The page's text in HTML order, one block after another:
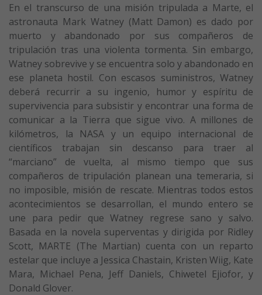
En el transcurso de una misión tripulada a Marte, el
astronauta Mark Watney (Matt Damon) es dado por
muerto y abandonado por sus compañeros de
tripulación tras una violenta tormenta. Sin embargo,
Watney sobrevive y se encuentra solo y abandonado en
ese planeta hostil. Con escasos suministros, Watney
deberá recurrir a su ingenio, humor y espíritu de
supervivencia para subsistir y encontrar una forma de
comunicar a la Tierra que sigue vivo. A millones de
kilómetros, la NASA y un equipo internacional de
científicos trabajan sin descanso para traer al
“marciano” de vuelta, al mismo tiempo que sus
compañeros de tripulación planean una temeraria, si
no imposible, misión de rescate. Mientras todos estos
acontecimientos se desarrollan, el mundo entero se
une para pedir que Watney regrese sano y salvo.
Basada en la novela superventas y dirigida por Ridley
Scott, MARTE (The Martian) cuenta con un reparto
estelar que incluye a Jessica Chastain, Kristen Wiig, Kate
Mara, Michael Pena, Jeff Daniels, Chiwetel Ejiofor, y
Donald Glover.